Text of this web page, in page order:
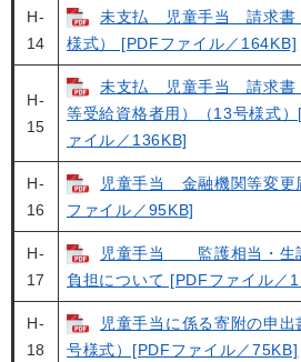
H-
14
未支払 児童手当 請求書
様式） [PDFファイル／164KB]
H-
15
未支払 児童手当 請求書
等受給資格者用）（13号様式
ァイル／136KB]
H-
16
児童手当 金融機関等変更
ファイル／95KB]
H-
17
児童手当 監護相当・生
負担について [PDFファイル／
H-
18
児童手当に係る寄附の申出
号様式）[PDFファイル／75KB]